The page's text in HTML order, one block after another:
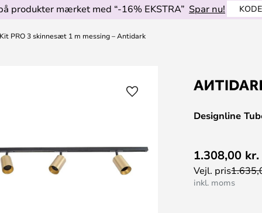
produkter mærket med “-16% EKSTRA” Spar nu!
PRO 3 skinnesæt 1 m messing – Antidark
Designline
1.308,00 kr.
Vejl. pris
inkl. moms